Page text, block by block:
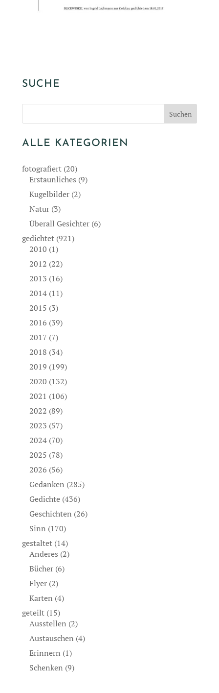
SUCHE
ALLE KATEGORIEN
fotografiert(20)
Erstaunliches (9)
Kugelbilder(2)
Natur(3)
Überall Gesichter(6)
gedichtet(921)
2010 (1)
2012 (22)
2013 (16)
2014(11)
2015 (3)
2016 (39)
2017 (7)
2018 (34)
2019 (199)
2020 (132)
2021 (106)
2022 (89)
2023 (57)
2024(70)
2025 (78)
2026 (56)
Gedanken (285)
Gedichte(436)
Geschichten (26)
Sinn (170)
gestaltet(14)
Anderes (2)
Bücher(6)
Flyer(2)
Karten (4)
geteilt(15)
Ausstellen (2)
Austauschen (4)
Erinnern (1)
Schenken (9)